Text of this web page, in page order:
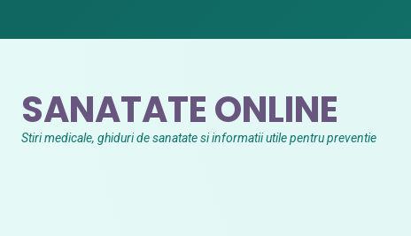
SANATATE ONLINE
Stiri medicale, ghiduri de sanatate si informatii utile pentru preventie